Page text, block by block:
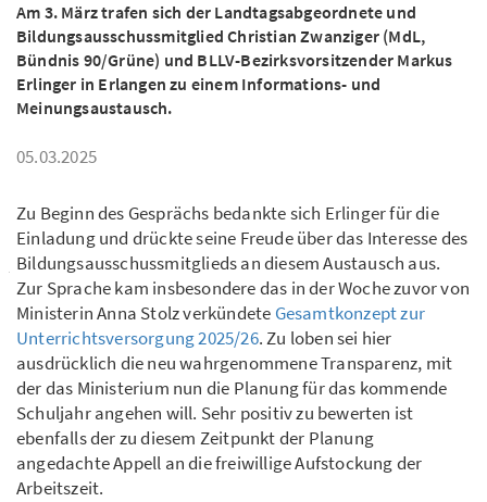
Am 3. März trafen sich der Landtagsabgeordnete und
Bildungsausschussmitglied Christian Zwanziger (MdL,
Bündnis 90/Grüne) und BLLV-Bezirksvorsitzender Markus
Erlinger in Erlangen zu einem Informations- und
Meinungsaustausch.
05.03.2025
Zu Beginn des Gesprächs bedankte sich Erlinger für die
Einladung und drückte seine Freude über das Interesse des
Bildungsausschussmitglieds an diesem Austausch aus.
Zur Sprache kam insbesondere das in der Woche zuvor von
Ministerin Anna Stolz verkündete Gesamtkonzept zur
Unterrichtsversorgung 2025/26. Zu loben sei hier
ausdrücklich die neu wahrgenommene Transparenz, mit
der das Ministerium nun die Planung für das kommende
Schuljahr angehen will. Sehr positiv zu bewerten ist
ebenfalls der zu diesem Zeitpunkt der Planung
angedachte Appell an die freiwillige Aufstockung der
Arbeitszeit.